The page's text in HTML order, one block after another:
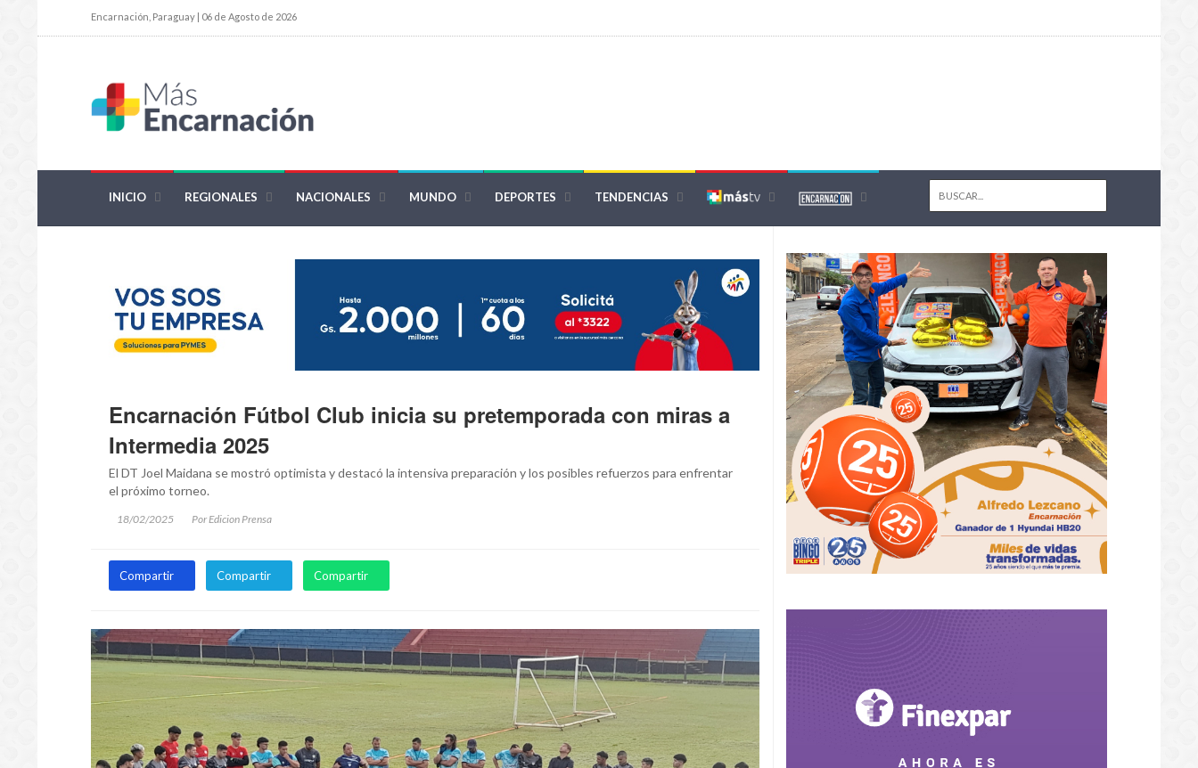
Encarnación, Paraguay | 06 de Agosto de 2026
INICIO REGIONALES NACIONALES MUNDO DEPORTES TENDENCIAS
Encarnación Fútbol Club inicia su pretemporada con miras a
Intermedia 2025
El DT Joel Maidana se mostró optimista y destacó la intensiva preparación y los posibles refuerzos para enfrentar
el próximo torneo.
18/02/2025 Por Edicion Prensa
Compartir Compartir Compartir